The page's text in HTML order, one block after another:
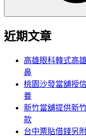
近期文章
高雄眼科韓式高
鼻
桃園沙發當舖授
養
新竹當舖提供新
款
台中票貼借錢另